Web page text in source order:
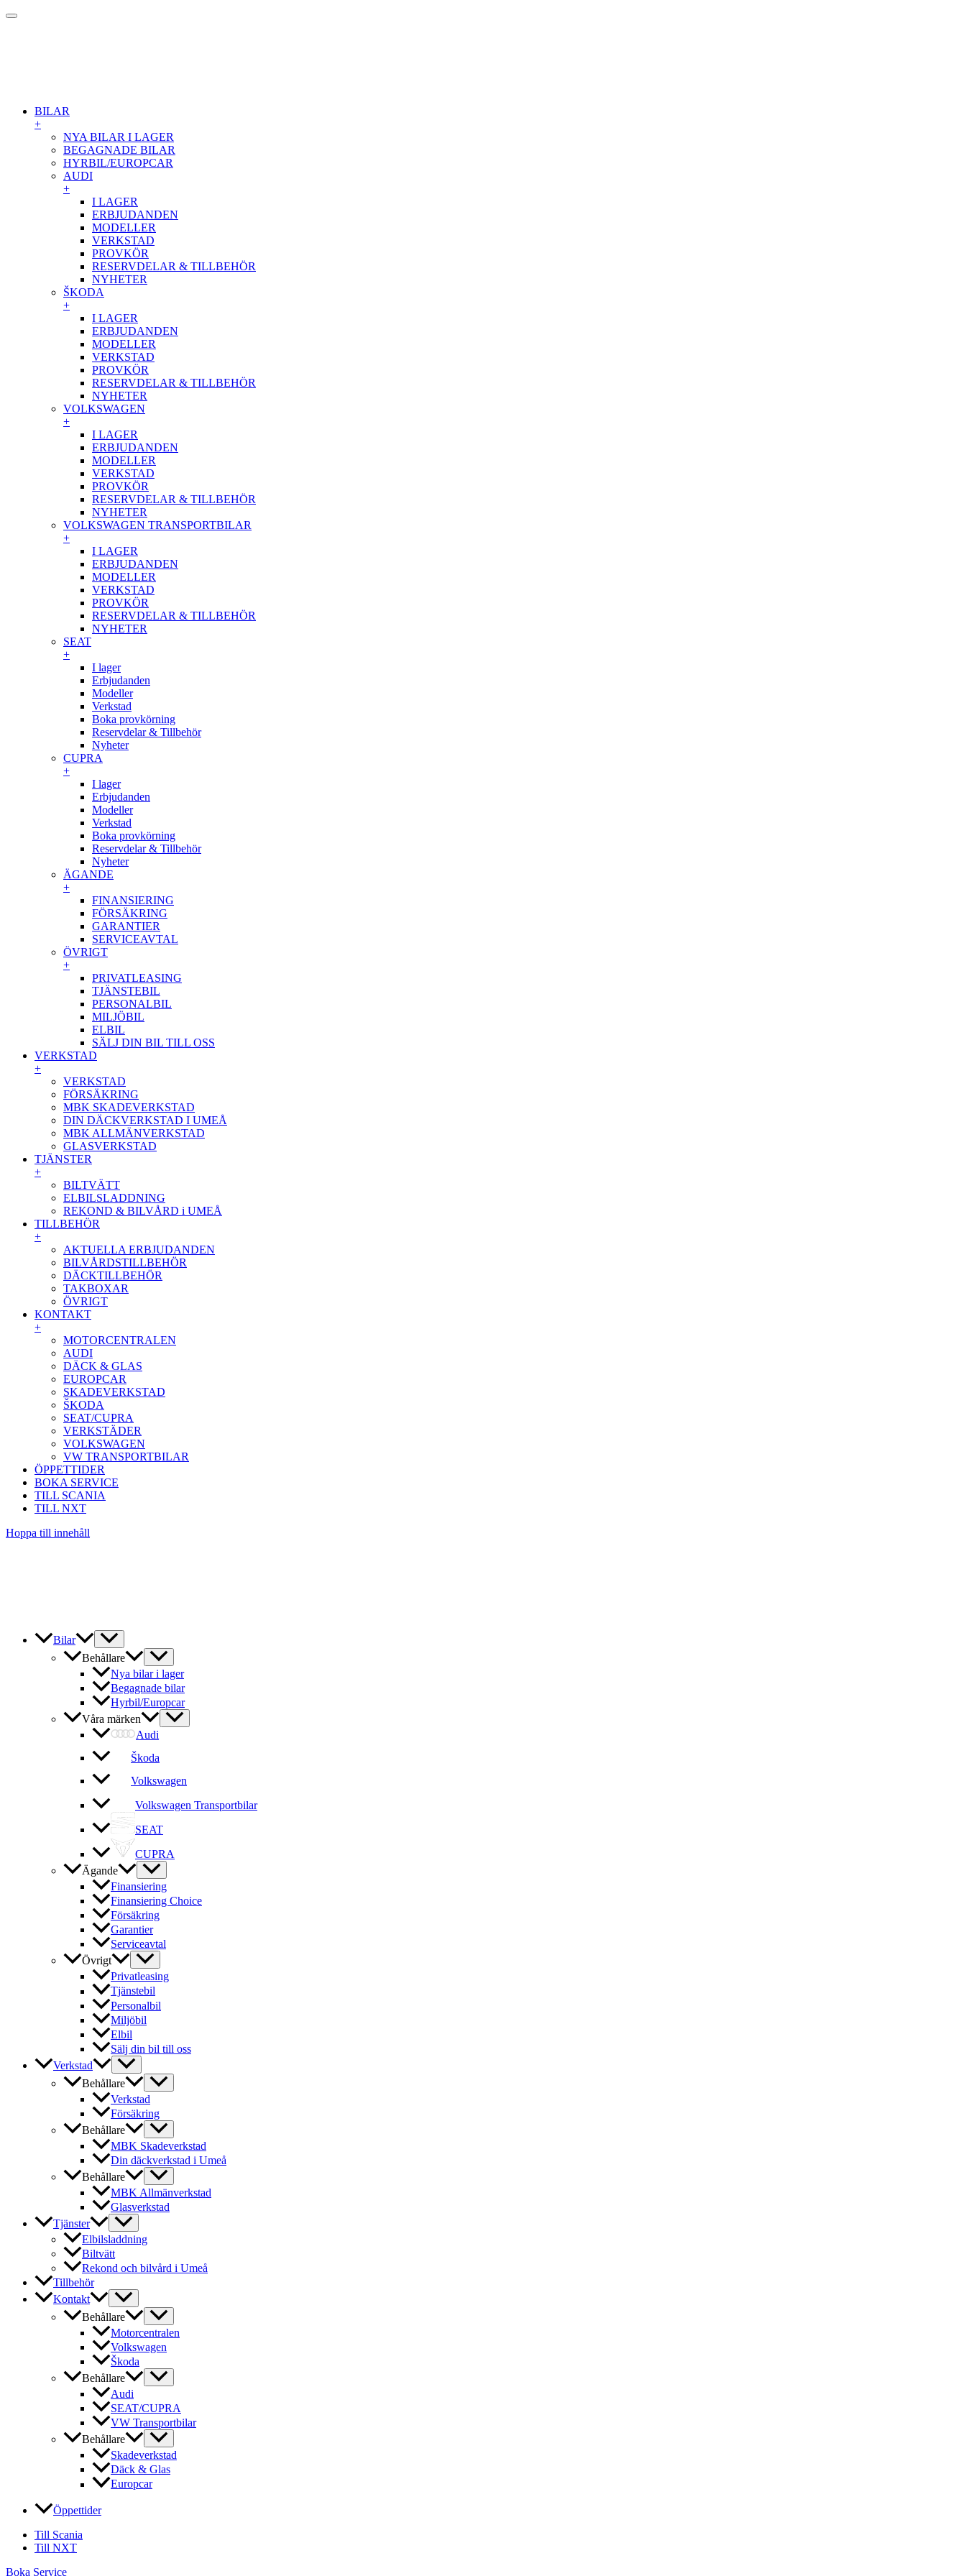
BILAR
+
NYA BILAR I LAGER
BEGAGNADE BILAR
HYRBIL/EUROPCAR
AUDI
+
I LAGER
ERBJUDANDEN
MODELLER
VERKSTAD
PROVKÖR
RESERVDELAR & TILLBEHÖR
NYHETER
ŠKODA
+
I LAGER
ERBJUDANDEN
MODELLER
VERKSTAD
PROVKÖR
RESERVDELAR & TILLBEHÖR
NYHETER
VOLKSWAGEN
+
I LAGER
ERBJUDANDEN
MODELLER
VERKSTAD
PROVKÖR
RESERVDELAR & TILLBEHÖR
NYHETER
VOLKSWAGEN TRANSPORTBILAR
+
I LAGER
ERBJUDANDEN
MODELLER
VERKSTAD
PROVKÖR
RESERVDELAR & TILLBEHÖR
NYHETER
SEAT
+
I lager
Erbjudanden
Modeller
Verkstad
Boka provkörning
Reservdelar & Tillbehör
Nyheter
CUPRA
+
I lager
Erbjudanden
Modeller
Verkstad
Boka provkörning
Reservdelar & Tillbehör
Nyheter
ÄGANDE
+
FINANSIERING
FÖRSÄKRING
GARANTIER
SERVICEAVTAL
ÖVRIGT
+
PRIVATLEASING
TJÄNSTEBIL
PERSONALBIL
MILJÖBIL
ELBIL
SÄLJ DIN BIL TILL OSS
VERKSTAD
+
VERKSTAD
FÖRSÄKRING
MBK SKADEVERKSTAD
DIN DÄCKVERKSTAD I UMEÅ
MBK ALLMÄNVERKSTAD
GLASVERKSTAD
TJÄNSTER
+
BILTVÄTT
ELBILSLADDNING
REKOND & BILVÅRD i UMEÅ
TILLBEHÖR
+
AKTUELLA ERBJUDANDEN
BILVÅRDSTILLBEHÖR
DÄCKTILLBEHÖR
TAKBOXAR
ÖVRIGT
KONTAKT
+
MOTORCENTRALEN
AUDI
DÄCK & GLAS
EUROPCAR
SKADEVERKSTAD
ŠKODA
SEAT/CUPRA
VERKSTÄDER
VOLKSWAGEN
VW TRANSPORTBILAR
ÖPPETTIDER
BOKA SERVICE
TILL SCANIA
TILL NXT
Hoppa till innehåll
Bilar
Behållare
Nya bilar i lager
Begagnade bilar
Hyrbil/Europcar
Våra märken
Audi
Škoda
Volkswagen
Volkswagen Transportbilar
SEAT
CUPRA
Ägande
Finansiering
Finansiering Choice
Försäkring
Garantier
Serviceavtal
Övrigt
Privatleasing
Tjänstebil
Personalbil
Miljöbil
Elbil
Sälj din bil till oss
Verkstad
Behållare
Verkstad
Försäkring
Behållare
MBK Skadeverkstad
Din däckverkstad i Umeå
Behållare
MBK Allmänverkstad
Glasverkstad
Tjänster
Elbilsladdning
Biltvätt
Rekond och bilvård i Umeå
Tillbehör
Kontakt
Behållare
Motorcentralen
Volkswagen
Škoda
Behållare
Audi
SEAT/CUPRA
VW Transportbilar
Behållare
Skadeverkstad
Däck & Glas
Europcar
Öppettider
Till Scania
Till NXT
Boka Service